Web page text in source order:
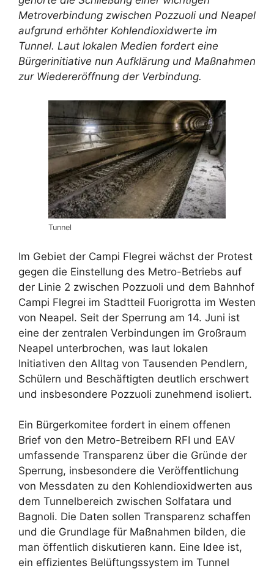
Metroverbindung zwischen Pozzuoli und Neapel
aufgrund erhöhter Kohlendioxidwerte im
Tunnel. Laut lokalen Medien fordert eine
Bürgerinitiative nun Aufklärung und Maßnahmen
zur Wiedereröffnung der Verbindung.
Tunnel
Im Gebiet der Campi Flegrei wächst der Protest
gegen die Einstellung des Metro-Betriebs auf
der Linie 2 zwischen Pozzuoli und dem Bahnhof
Campi Flegrei im Stadtteil Fuorigrotta im Westen
von Neapel. Seit der Sperrung am 14. Juni ist
eine der zentralen Verbindungen im Großraum
Neapel unterbrochen, was laut lokalen
Initiativen den Alltag von Tausenden Pendlern,
Schülern und Beschäftigten deutlich erschwert
und insbesondere Pozzuoli zunehmend isoliert.
Ein Bürgerkomitee fordert in einem offenen
Brief von den Metro-Betreibern RFI und EAV
umfassende Transparenz über die Gründe der
Sperrung, insbesondere die Veröffentlichung
von Messdaten zu den Kohlendioxidwerten aus
dem Tunnelbereich zwischen Solfatara und
Bagnoli. Die Daten sollen Transparenz schaffen
und die Grundlage für Maßnahmen bilden, die
man öffentlich diskutieren kann. Eine Idee ist,
ein effizientes Belüftungssystem im Tunnel